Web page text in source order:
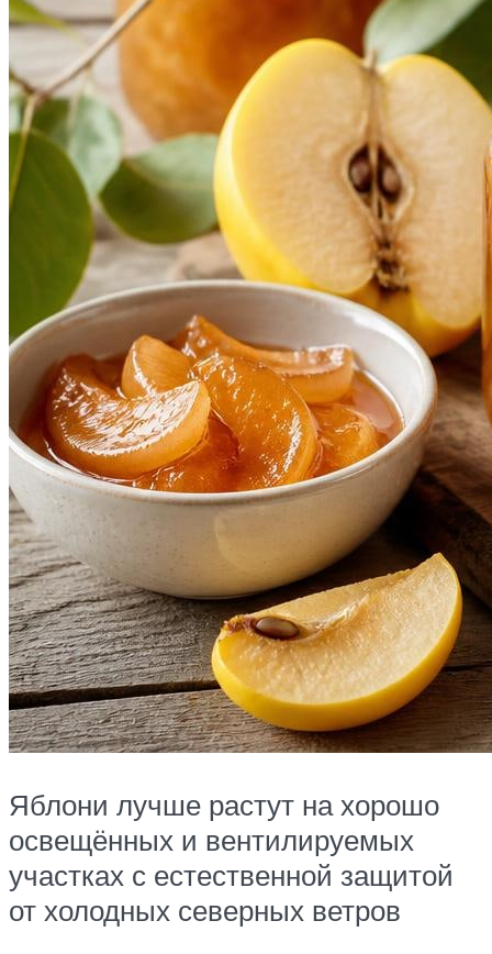
Яблони лучше растут на хорошо
освещённых и вентилируемых
участках с естественной защитой
от холодных северных ветров